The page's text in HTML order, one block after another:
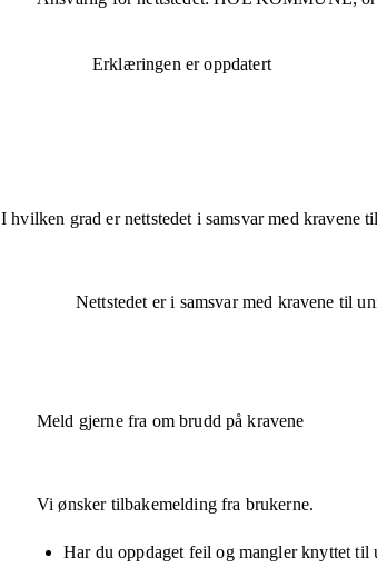
Erklæringen er oppdatert
I hvilken grad er nettstedet i samsvar med kravene
Nettstedet eri samsvarmed kravene til
Meld gjerne fra om brudd på kravene
Vi ønsker tilbakemelding fra brukerne.
Har du oppdaget feil og mangler knyttet til